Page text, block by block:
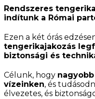
Rendszeres
indítunk a Római
Ezen a két órás
tengerikajakozás
biztonsági és
Célunk, hogy
vízeinken, és
élvezetes, és